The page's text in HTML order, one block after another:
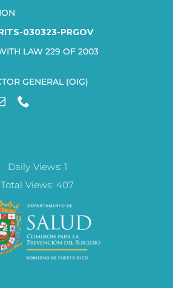
030323-PRGOV
LAW 229 OF 2003
GENERAL (OIG)
Daily Views: 1
Total Views: 407